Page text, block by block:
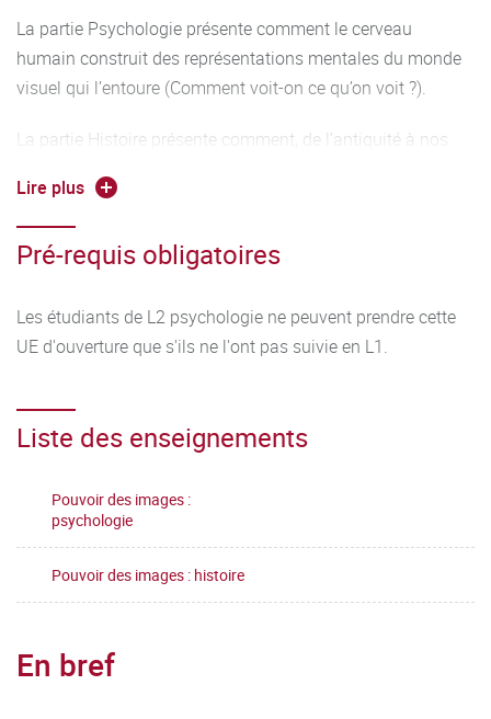
La partie Psychologie présente comment le cerveau
humain construit des représentations mentales du monde
visuel qui l’entoure (Comment voit-on ce qu’on voit ?).
La partie Histoire présente comment, de l’antiquité à nos
de propagande.
Tout public, sauf indication contraire selon la filière.
l’UEO « Pouvoirs des images » en L1.
Lire plus
Pré-requis obligatoires
Les étudiants de L2 psychologie ne peuvent prendre cette
UE d'ouverture que s'ils ne l'ont pas suivie en L1.
Liste des enseignements
Pouvoir des images :
psychologie
Pouvoir des images : histoire
En bref